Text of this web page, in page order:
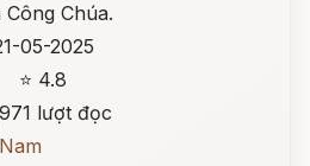
Chúa.
05-2025
⭐ 4.8
lượt đọc